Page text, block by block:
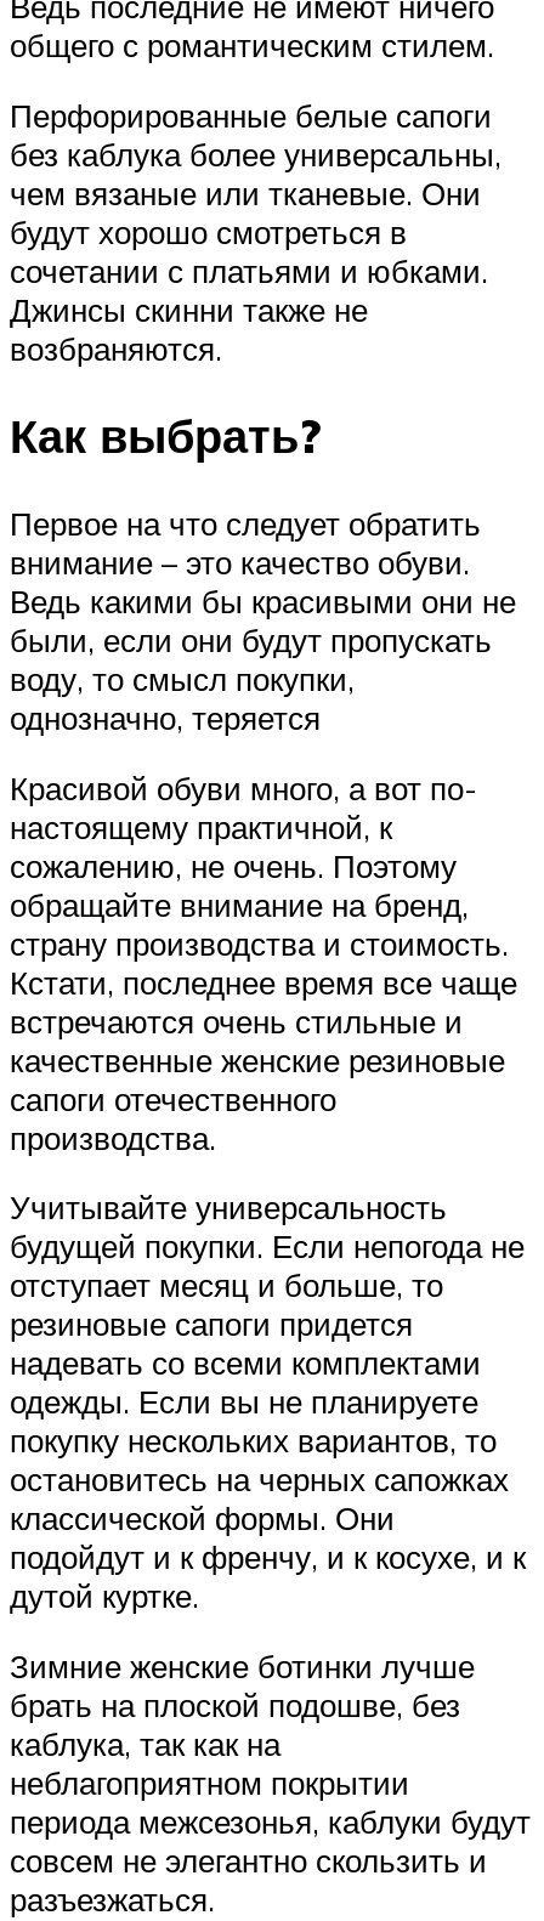
общего с романтическим стилем.
Перфорированные белые сапоги
без каблука более универсальны,
чем вязаные или тканевые. Они
будут хорошо смотреться в
сочетании с платьями и юбками.
Джинсы скинни также не
возбраняются.
Как выбрать?
Первое на что следует обратить
внимание – это качество обуви.
Ведь какими бы красивыми они не
были, если они будут пропускать
воду, то смысл покупки,
однозначно, теряется
Красивой обуви много, а вот по-
настоящему практичной, к
сожалению, не очень. Поэтому
обращайте внимание на бренд,
страну производства и стоимость.
Кстати, последнее время все чаще
встречаются очень стильные и
качественные женские резиновые
сапоги отечественного
производства.
Учитывайте универсальность
будущей покупки. Если непогода не
отступает месяц и больше, то
резиновые сапоги придется
надевать со всеми комплектами
одежды. Если вы не планируете
покупку нескольких вариантов, то
остановитесь на черных сапожках
классической формы. Они
подойдут и к френчу, и к косухе, и к
дутой куртке.
Зимние женские ботинки лучше
брать на плоской подошве, без
каблука, так как на
неблагоприятном покрытии
периода межсезонья, каблуки будут
совсем не элегантно скользить и
разъезжаться.